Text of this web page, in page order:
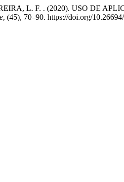
L. F. . (2020). USO DE
, (45), 70–90. https://doi.org/